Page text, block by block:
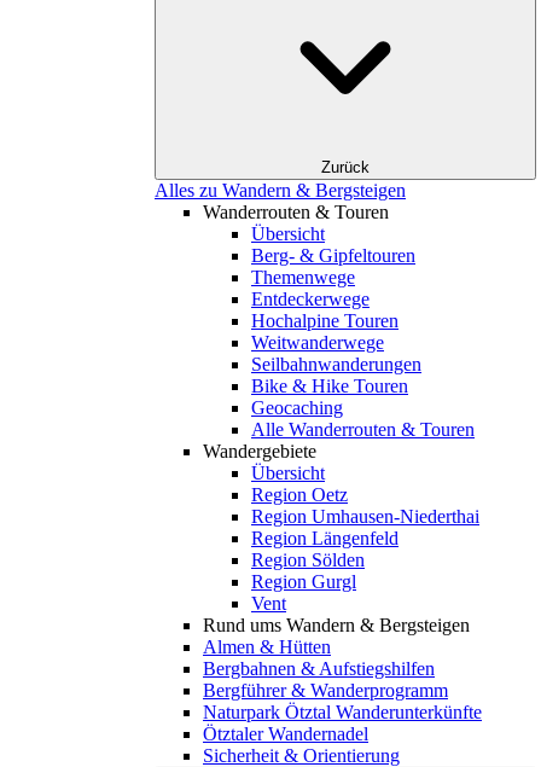
Zurück
Alles zu Wandern & Bergsteigen
Wanderrouten & Touren
Übersicht
Berg- & Gipfeltouren
Themenwege
Entdeckerwege
Hochalpine Touren
Weitwanderwege
Seilbahnwanderungen
Bike & Hike Touren
Geocaching
Alle Wanderrouten & Touren
Wandergebiete
Übersicht
Region Oetz
Region Umhausen-Niederthai
Region Längenfeld
Region Sölden
Region Gurgl
Vent
Rund ums Wandern & Bergsteigen
Almen & Hütten
Bergbahnen & Aufstiegshilfen
Bergführer & Wanderprogramm
Naturpark Ötztal Wanderunterkünfte
Ötztaler Wandernadel
Sicherheit & Orientierung